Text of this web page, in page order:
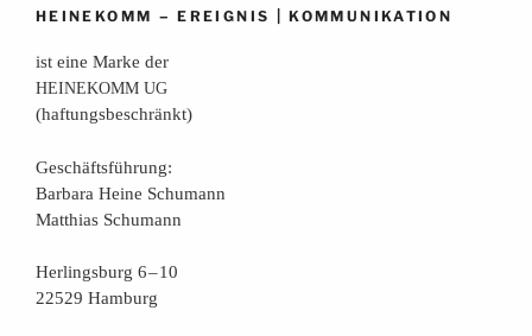
HEINEKOMM –EREIGNIS |KOMMUNIKATION
ist eine Mar­ke der
HEINEKOMM UG
(haf­tungs­be­schränkt)
Geschäfts­füh­rung:
Bar­ba­ra Hei­ne Schumann
Mat­thi­as Schumann
Her­lings­burg 6 – 10
22529 Hamburg